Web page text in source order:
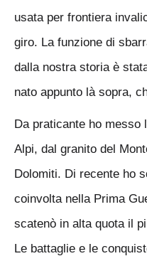
usata per frontiera
giro. La funzione di
dalla nostra storia è
nato appunto là sopra,
Da praticante ho messo
Alpi, dal granito del
Dolomiti. Di recente ho
coinvolta nella Prima
scatenò in alta quota il
Le battaglie e le